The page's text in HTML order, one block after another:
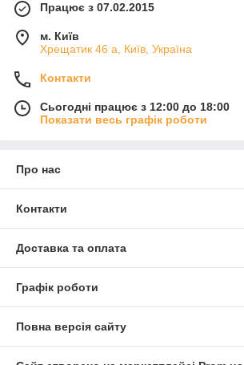
Працює з 07.02.2015
м. Київ
Хрещатик 46 а, Київ, Україна
Контакти
Сьогодні працює з 12:00 до 18:00
Показати весь графік роботи
Про нас
Контакти
Доставка та оплата
Графік роботи
Повна версія сайту